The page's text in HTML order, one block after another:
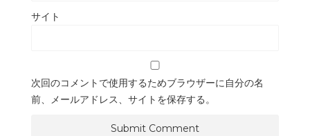
サイト
次回のコメントで使用するためブラウザーに自分の名
前、メールアドレス、サイトを保存する。